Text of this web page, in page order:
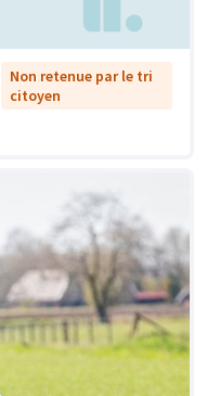
Non retenue par le tri
citoyen